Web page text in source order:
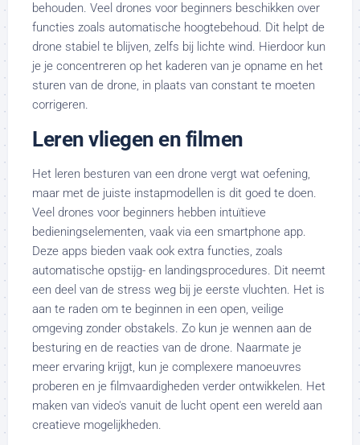
behouden. Veel drones voor beginners beschikken over
functies zoals automatische hoogtebehoud. Dit helpt de
drone stabiel te blijven, zelfs bij lichte wind. Hierdoor kun
je je concentreren op het kaderen van je opname en het
sturen van de drone, in plaats van constant te moeten
corrigeren.
Leren vliegen en filmen
Het leren besturen van een drone vergt wat oefening,
maar met de juiste instapmodellen is dit goed te doen.
Veel drones voor beginners hebben intuïtieve
bedieningselementen, vaak via een smartphone app.
Deze apps bieden vaak ook extra functies, zoals
automatische opstijg- en landingsprocedures. Dit neemt
een deel van de stress weg bij je eerste vluchten. Het is
aan te raden om te beginnen in een open, veilige
omgeving zonder obstakels. Zo kun je wennen aan de
besturing en de reacties van de drone. Naarmate je
meer ervaring krijgt, kun je complexere manoeuvres
proberen en je filmvaardigheden verder ontwikkelen. Het
maken van video's vanuit de lucht opent een wereld aan
creatieve mogelijkheden.